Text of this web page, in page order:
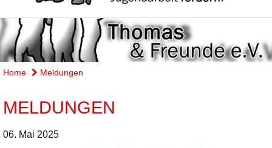
Home Meldungen
MELDUNGEN
06. Mai 2025